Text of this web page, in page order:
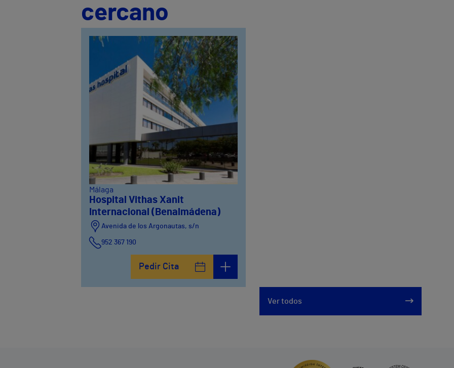
cercano
Málaga
Hospital Vithas Xanit
Internacional (Benalmádena)
Avenida de los Argonautas, s/n
952 367 190
Pedir Cita
Ver todos